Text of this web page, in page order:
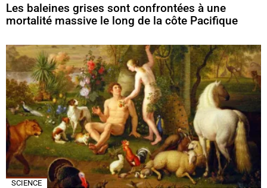
Les baleines grises sont confrontées à une
mortalité massive le long de la côte Pacifique
SCIENCE